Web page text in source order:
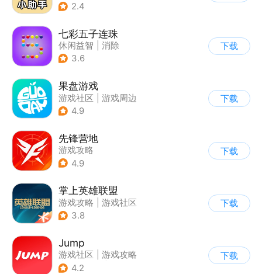
2.4
七彩五子连珠
休闲益智
消除
3.6
下载
果盘游戏
游戏社区
游戏周边
4.9
下载
先锋营地
游戏攻略
4.9
下载
掌上英雄联盟
游戏攻略
游戏社区
3.8
下载
Jump
游戏社区
游戏攻略
| 游戏交易
4.2
下载